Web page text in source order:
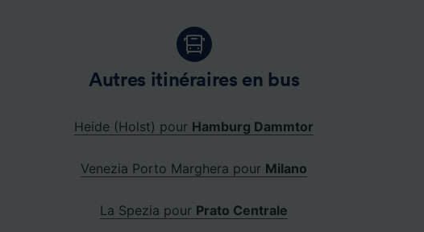
Autres itinéraires en bus
Heide (Holst) pour Hamburg Dammtor
Venezia Porto Marghera pour Milano
La Spezia pour Prato Centrale